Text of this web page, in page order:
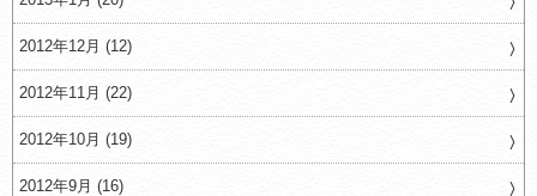
2012年12月 (12)
2012年11月 (22)
2012年10月 (19)
2012年9月 (16)